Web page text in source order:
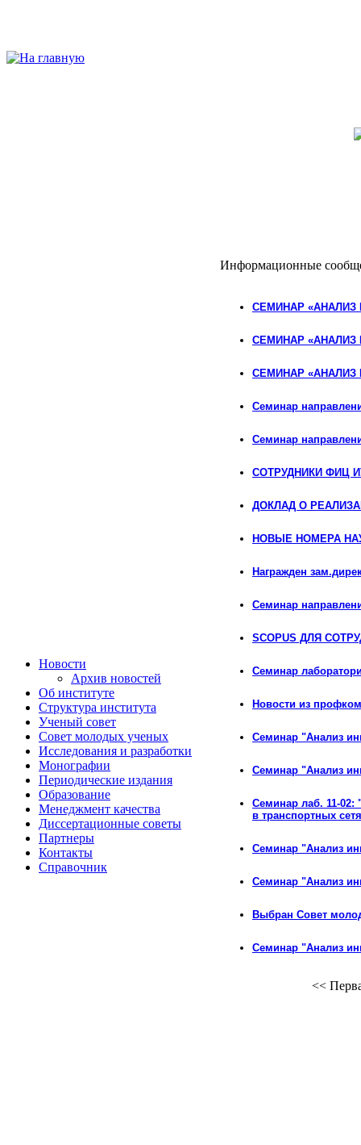
Новости
Архив новостей
Об институте
Структура института
Ученый совет
Совет молодых ученых
Исследования и разработки
Монографии
Периодические издания
Образование
Менеджмент качества
Диссертационные советы
Партнеры
Контакты
Справочник
Информационные
СЕМИНАР «АНАЛИЗ
СЕМИНАР «АНАЛИЗ
СЕМИНАР
Семинар
Семинар
СОТРУДНИКИ ФИЦ
ДОКЛАД О
НОВЫЕ НОМЕРА
Награжден
Семинар
SCOPUS ДЛЯ
Семинар
Новости из
Семинар "Анализ
Семинар "Анализ
Семинар лаб. 11-02:
в транспортных
Семинар "Анализ
Семинар "Анализ
Выбран Совет
Семинар "Анализ
<<